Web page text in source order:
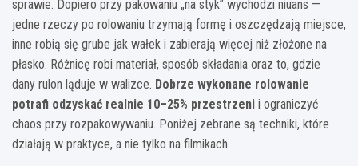
sprawie. Dopiero przy pakowaniu „na styk” wychodzi niuans —
jedne rzeczy po rolowaniu trzymają formę i oszczędzają miejsce,
inne robią się grube jak wałek i zabierają więcej niż złożone na
płasko. Różnicę robi materiał, sposób składania oraz to, gdzie
dany rulon ląduje w walizce. Dobrze wykonane rolowanie
potrafi odzyskać realnie 10–25% przestrzeni i ograniczyć
chaos przy rozpakowywaniu. Poniżej zebrane są techniki, które
działają w praktyce, a nie tylko na filmikach.